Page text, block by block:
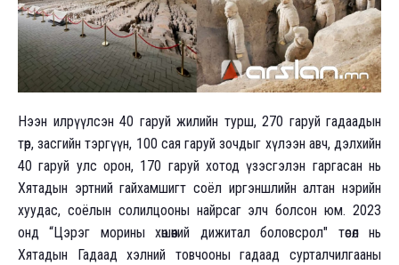
Нээн илрүүлсэн 40 гаруй жилийн турш, 270 гаруй гадаадын
төр, засгийн тэргүүн, 100 сая гаруй зочдыг хүлээн авч, дэлхийн
40 гаруй улс орон, 170 гаруй хотод үзэсгэлэн гаргасан нь
Хятадын эртний гайхамшигт соёл иргэншлийн алтан нэрийн
хуудас, соёлын солилцооны найрсаг элч болсон юм. 2023
онд “Цэрэг морины хөшөөний дижитал боловсрол" төсөл нь
Хятадын Гадаад хэлний товчооны гадаад сурталчилгааны